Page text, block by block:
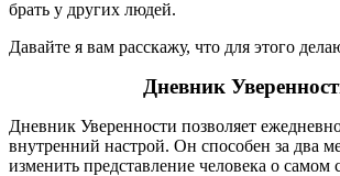
брать у других людей.
Давайте я вам расскажу, что для этого
Дневник
Дневник Уверенности позволяет
внутренний настрой. Он способен за два
изменить представление человека о самом